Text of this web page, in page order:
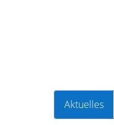
Aktuelles